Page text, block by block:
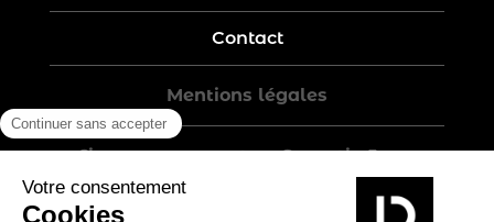
Contact
Mentions légales
Five-year warranty – Garantie 5 ans
Politique de confidentialité